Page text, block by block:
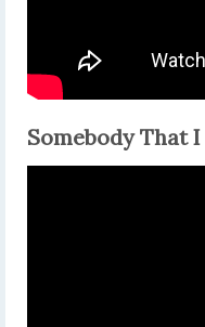
Somebody That